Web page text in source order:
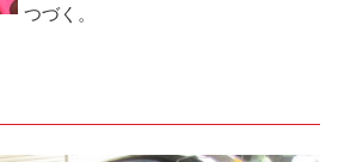
つづく。